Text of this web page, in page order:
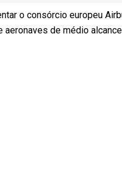
o consórcio europeu
de médio